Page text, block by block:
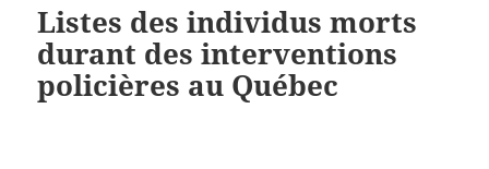
Listes des individus morts
durant des interventions
policières au Québec